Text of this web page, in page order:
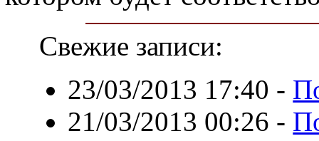
Свежие записи:
23/03/2013 17:40 -
21/03/2013 00:26 -